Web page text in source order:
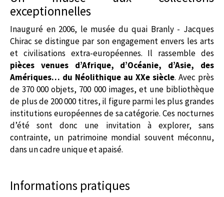
exceptionnelles
Inauguré en 2006, le musée du quai Branly - Jacques
Chirac se distingue par son engagement envers les arts
et civilisations extra-européennes. Il rassemble des
pièces venues d’Afrique, d’Océanie, d’Asie, des
Amériques… du Néolithique au XXe siècle. Avec près
de 370 000 objets, 700 000 images, et une bibliothèque
de plus de 200 000 titres, il figure parmi les plus grandes
institutions européennes de sa catégorie. Ces nocturnes
d’été sont donc une invitation à explorer, sans
contrainte, un patrimoine mondial souvent méconnu,
dans un cadre unique et apaisé.
Informations pratiques